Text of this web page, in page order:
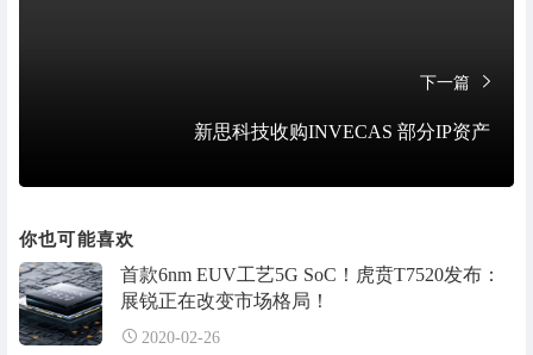
下一篇
新思科技收购INVECAS 部分IP资产
你也可能喜欢
首款6nm EUV工艺5G SoC！虎贲T7520发布：
展锐正在改变市场格局！
2020-02-26